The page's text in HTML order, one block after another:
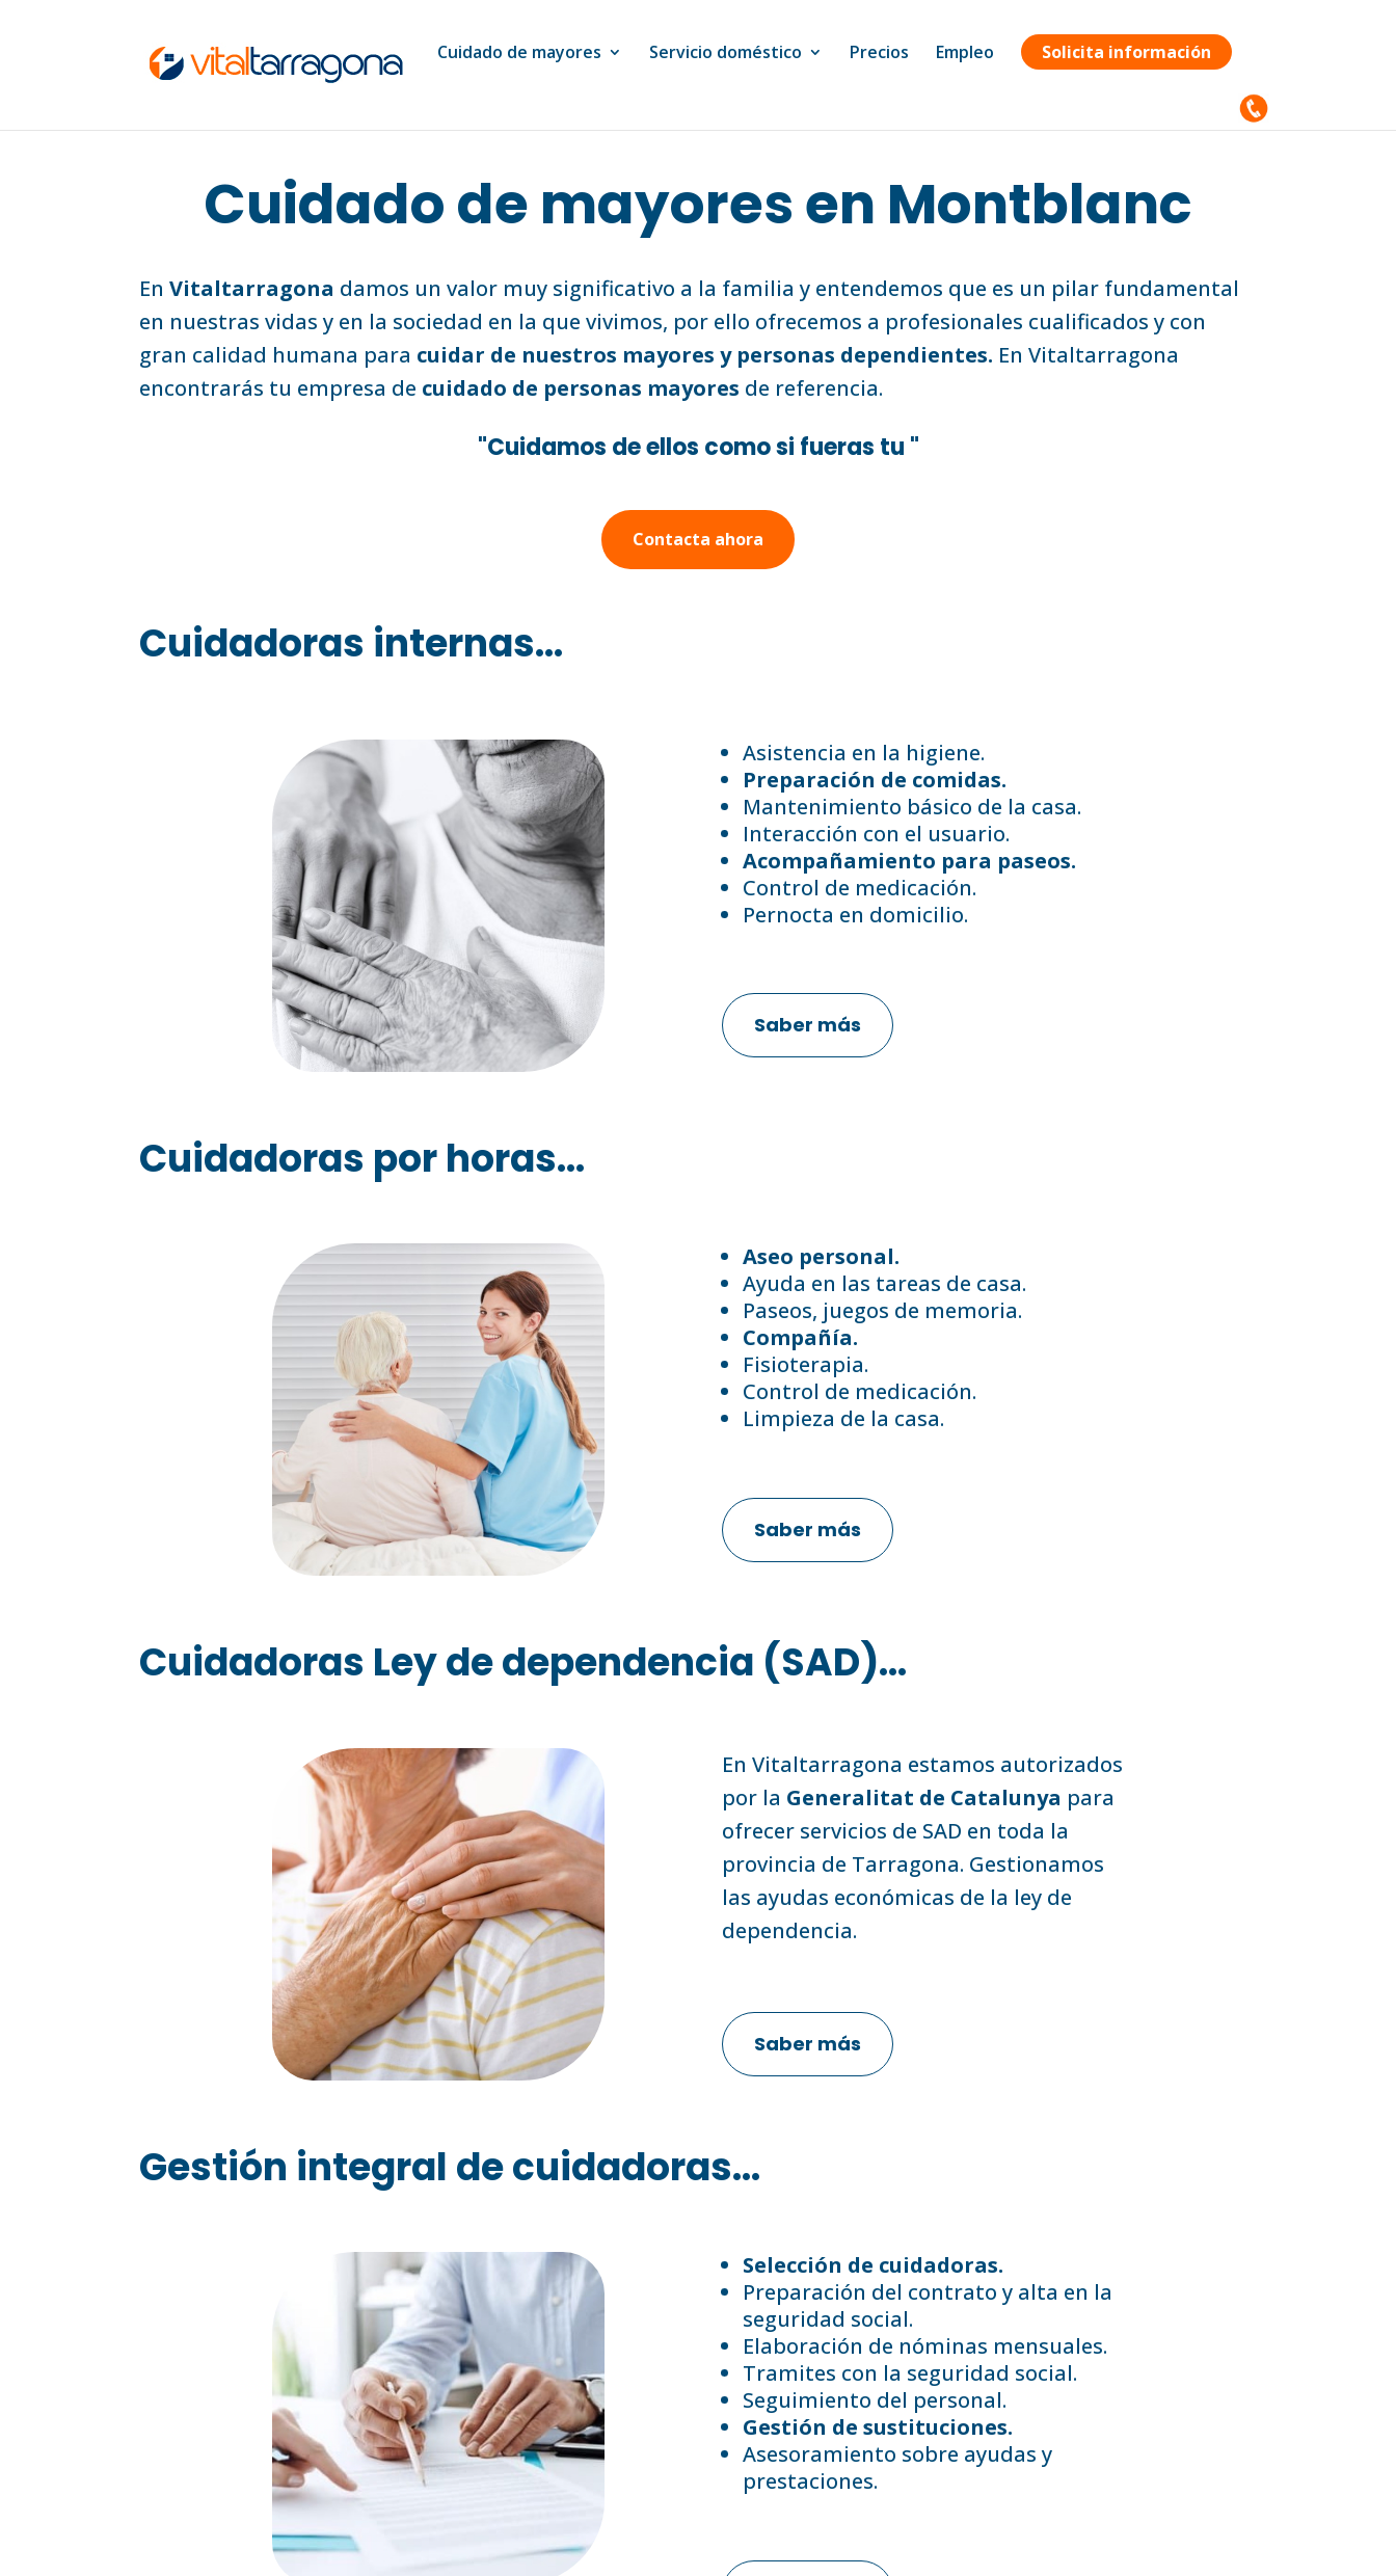
Cuidado de mayores Servicio doméstico Precios Empleo Solicita información
Cuidado de mayores en Montblanc
EnVitaltarragona damos un valor muy significativo a la familia y entendemos que es un pilar fundamental
en nuestras vidas y en la sociedad en la que vivimos, por ello ofrecemos a profesionales cualificados y con
gran calidad humana para cuidar de nuestros mayores y personas dependientes. En Vitaltarragona
encontrarás tu empresa de cuidado de personas mayores de referencia.
"Cuidamos de ellos como si fueras tu "
Contacta ahora
Cuidadoras internas...
Asistencia en la higiene.
Preparación de comidas.
Mantenimiento básico de la casa.
Interacción con el usuario.
Acompañamiento para paseos.
Control de medicación.
Pernocta en domicilio.
Saber más
Cuidadoras por horas...
Aseo personal.
Ayuda en las tareas de casa.
Paseos, juegos de memoria.
Compañía.
Fisioterapia.
Control de medicación.
Limpieza de la casa.
Saber más
Cuidadoras Ley de dependencia (SAD)...
En Vitaltarragona estamos autorizados
por la Generalitat de Catalunya para
ofrecer servicios de SAD en toda la
provincia de Tarragona. Gestionamos
las ayudas económicas de la ley de
dependencia.
Saber más
Gestión integral de cuidadoras...
Selección de cuidadoras.
Preparación del contrato y alta en la
seguridad social.
Elaboración de nóminas mensuales.
Tramites con la seguridad social.
Seguimiento del personal.
Gestión de sustituciones.
Asesoramiento sobre ayudas y
prestaciones.